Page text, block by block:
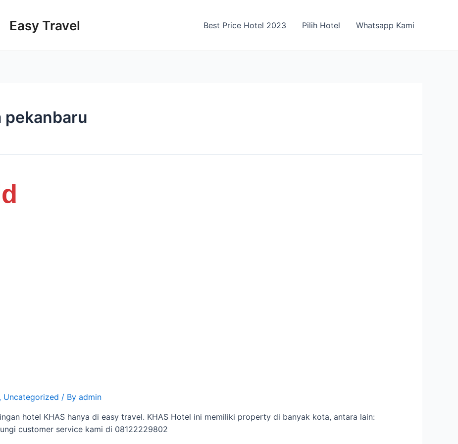
Easy Travel Best Price Hotel 2023 Pilih Hotel Whatsapp Kami
pekanbaru
, Uncategorized / By admin
hotel KHAS hanya di easy travel. KHAS Hotel ini memiliki property di banyak kota, antara lain:
customer service kami di 08122229802